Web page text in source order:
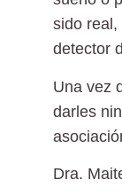
sido real,
detector
Una vez
darles
Dra.